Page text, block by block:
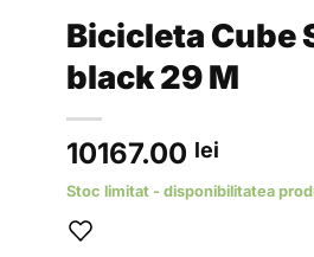
Bicicleta Cube
black 29 M
10167.00 lei
Stoc limitat - disponibilitatea